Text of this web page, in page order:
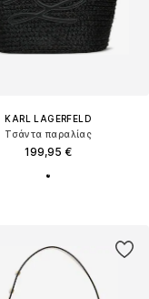
KARL LAGERFELD
Τσάντα παραλίας
199,95 €